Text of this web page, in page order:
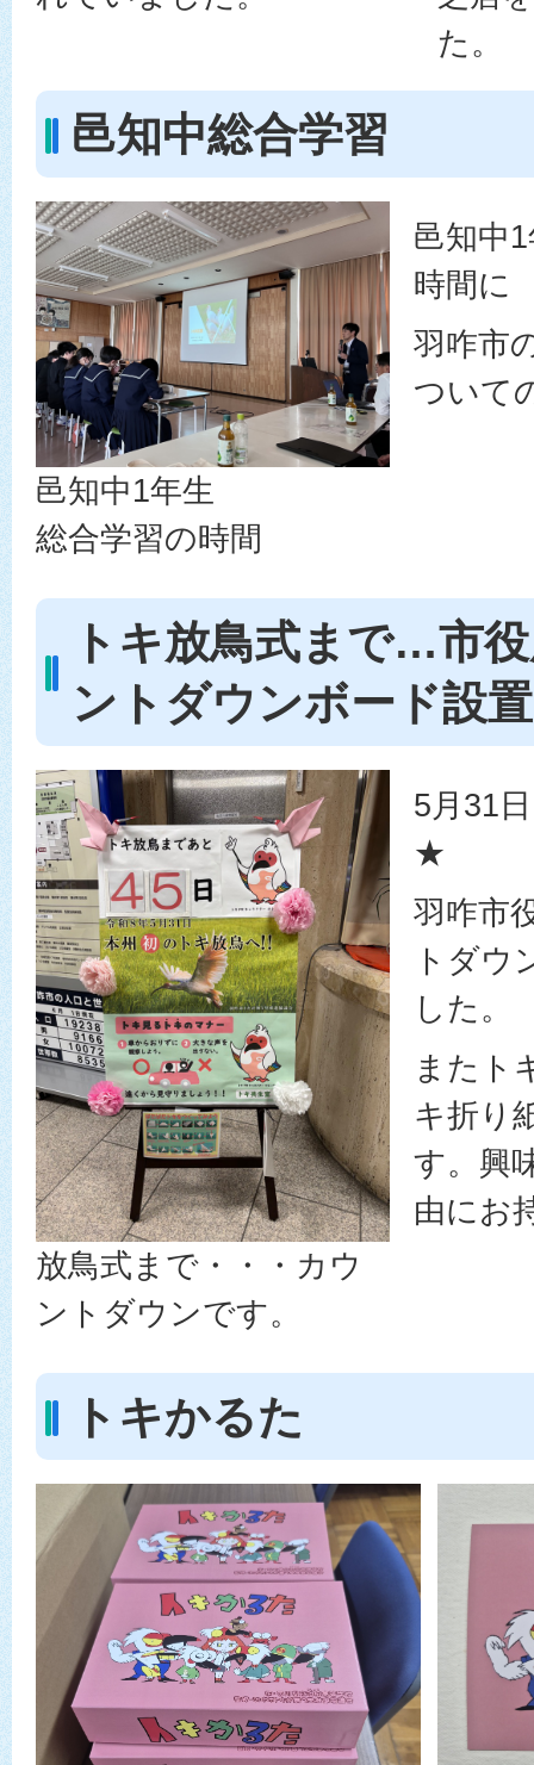
た。
邑知中総合学習
邑知中1年生
総合学習の時間
邑知中
時間に
羽咋市
ついて
トキ放鳥式まで…市
ントダウンボード設
放鳥式まで・・・カウ
ントダウンです。
5月31
★
羽咋市
トダウ
した。
またト
キ折り
す。興
由にお
トキかるた